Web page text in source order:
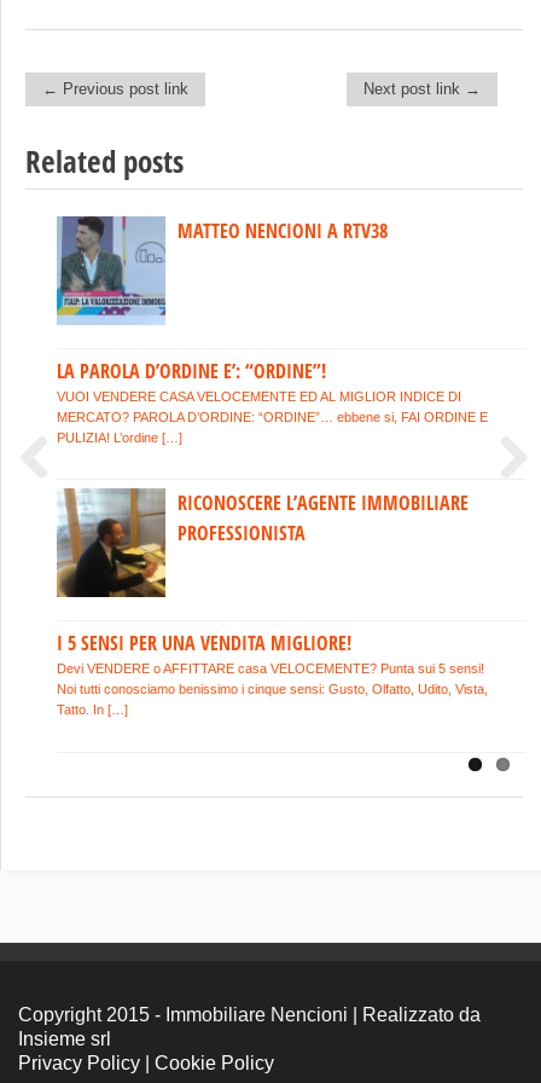
Post navigation
← Previous post link Next post link →
Related posts
MATTEO NENCIONI A RTV38
LA PAROLA D’ORDINE E’: “ORDINE”!
VUOI VENDERE CASA VELOCEMENTE ED AL MIGLIOR INDICE DI
MERCATO? PAROLA D’ORDINE: “ORDINE”… ebbene si, FAI ORDINE E
PULIZIA! L’ordine […]
RICONOSCERE L’AGENTE IMMOBILIARE
PROFESSIONISTA
I 5 SENSI PER UNA VENDITA MIGLIORE!
Devi VENDERE o AFFITTARE casa VELOCEMENTE? Punta sui 5 sensi!
Noi tutti conosciamo benissimo i cinque sensi: Gusto, Olfatto, Udito, Vista,
Tatto. In […]
HOME STAGING: consigli pratici per vendere o affittare
velocemente
HOME STAGING: Mettere in scena la casa. Ti sembrerà strano, ma nel
mercato attuale bastano alcuni piccoli ed economici accorgimenti […]
AFFITTO SICURO!
AFFITTI CASA? VUOI DORMIRE SONNI TRANQUILLI? AFFIDATI AD
UN BUON AGENTE IMMOBILIARE. Ecco cosa dovrebbe fare per te e
per […]
Previous
Copyright 2015 - Immobiliare Nencioni | Realizzato da
Insieme srl
Privacy Policy
Cookie Policy